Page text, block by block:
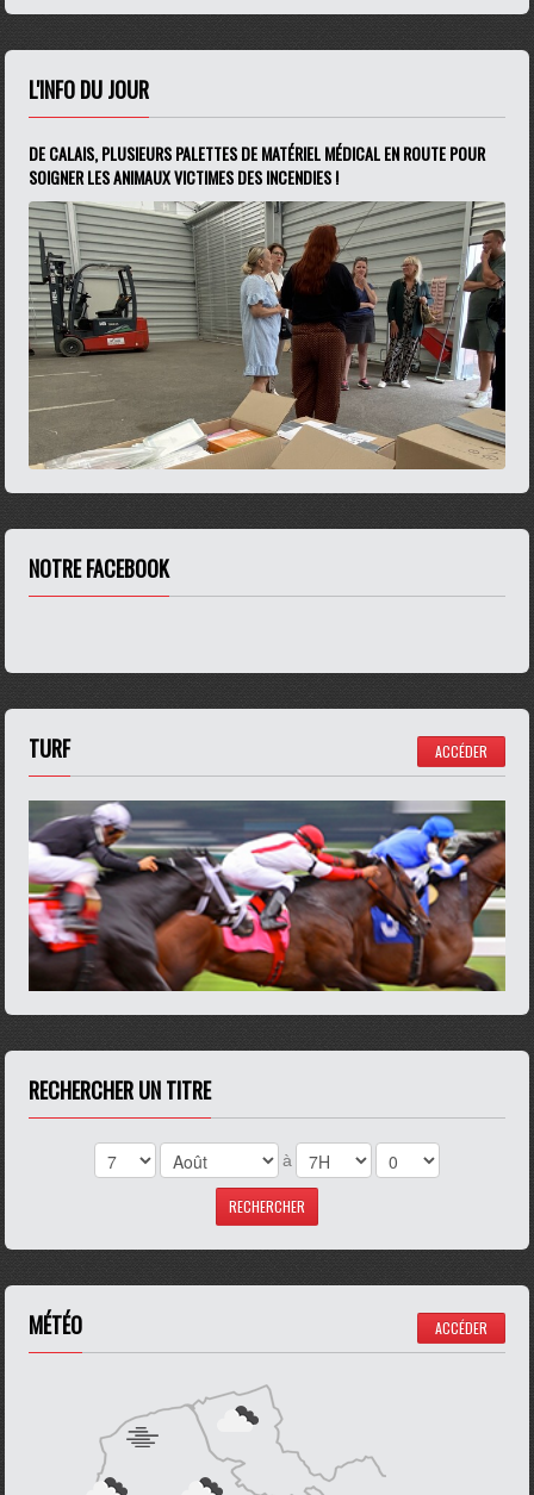
L'INFO DU JOUR
DE CALAIS, PLUSIEURS PALETTES DE MATÉRIEL MÉDICAL EN ROUTE POUR
SOIGNER LES ANIMAUX VICTIMES DES INCENDIES !
NOTRE FACEBOOK
TURF ACCÉDER
RECHERCHER UN TITRE
à
MÉTÉO ACCÉDER